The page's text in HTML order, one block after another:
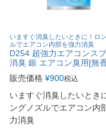
いますぐ消臭したいときに！ロ
ルでエアコン内部を強力消臭
D254 超強力エアコンス
消臭 銀 エアコン臭用[無
販売価格 ¥900税込
いますぐ消臭したいとき
ングノズルでエアコン内
力消臭